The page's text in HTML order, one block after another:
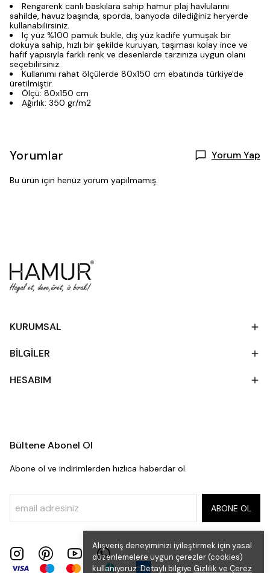
Alışveriş deneyiminizi iyileştirmek için yasal
düzenlemelere uygun çerezler (cookies)
kullanıyoruz. Detaylı bilgiye Gizlilik ve Çerez
Rengarenk canlı baskılara sahip hamur plaj havlularını
sahilde, havuz başında, sporda, banyoda dilediğiniz heryerde
kullanabilirsiniz.
Iç yüz %100 pamuk bukle, dış yüz kadife yumuşak bir
dokuya sahip, hızlı bir şekilde kuruyan, taşıması kolay ince ve
hafif yapısıyla farklı renk ve desenlerde tarzınıza uygun olanı
seçebilirsiniz.
Kullanımı rahat ölçülerde 80x150 cm ebatında türkiye'de
üretilmiştir.
Ölçü: 80x150 cm
Ağırlık: 350 gr/m2
Yorumlar Yorum Yap
Bu ürün için henüz yorum yapılmamış.
KURUMSAL
BİLGİLER
HESABIM
Bültene Abonel Ol
Abone ol ve indirimlerden hızlıca haberdar ol.
ABONE OL